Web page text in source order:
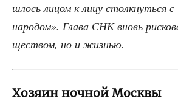
шлось лицом к лицу столк­нуть­ся
наро­дом». Гла­ва СНК вновь
ще­ством, но и жизнью.
Хозяин ночной Москвы